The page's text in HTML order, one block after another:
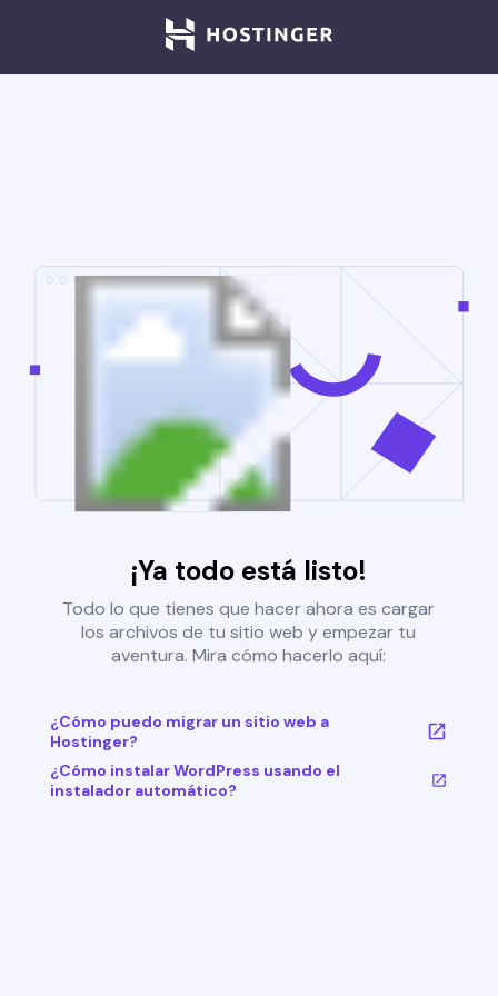
¡Ya todo está listo!
Todo lo que tienes que hacer ahora es cargar
los archivos de tu sitio web y empezar tu
aventura. Mira cómo hacerlo aquí:
¿Cómo puedo migrar un sitio web a
Hostinger?
¿Cómo instalar WordPress usando el
instalador automático?